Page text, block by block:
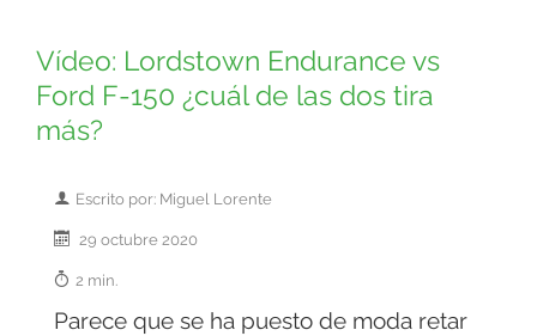
Vídeo: Lordstown Endurance vs
Ford F-150 ¿cuál de las dos tira
más?
Escrito por: Miguel Lorente
29 octubre 2020
2 min.
Parece que se ha puesto de moda retar